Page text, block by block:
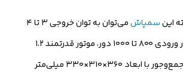
اینسمپاش
می‌توان به توان خروجی ۳ تا ۴
لیتر در دقیقه با دور ورودی ۸۰۰ تا ۱۰۰۰ دور، موتور قدرتمند ۱.۲
اسب بخار و طراحی جمع‌وجور با ابعاد ۳۶۰×۳۱۰×۳۳۰ میلی‌متر